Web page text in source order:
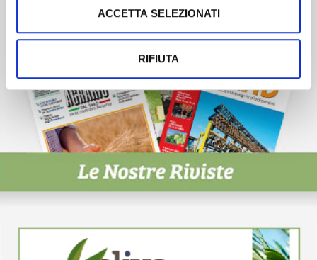
ACCETTA SELEZIONATI
RIFIUTA